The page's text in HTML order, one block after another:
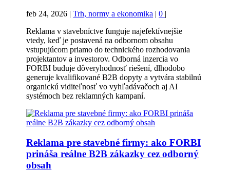
feb 24, 2026 |Trh, normy a ekonomika |0 |
Reklama v stavebníctve funguje najefektívnejšie
vtedy, keď je postavená na odbornom obsahu
vstupujúcom priamo do technického rozhodovania
projektantov a investorov. Odborná inzercia vo
FORBI buduje dôveryhodnosť riešení, dlhodobo
generuje kvalifikované B2B dopyty a vytvára stabilnú
organickú viditeľnosť vo vyhľadávačoch aj AI
systémoch bez reklamných kampaní.
Reklama pre stavebné firmy: ako FORBI
prináša reálne B2B zákazky cez odborný
obsah